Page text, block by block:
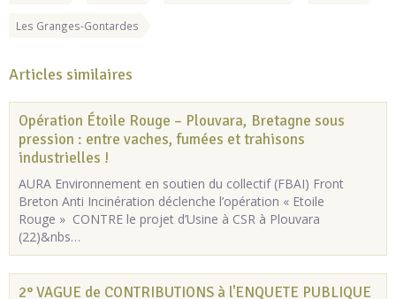
Les Granges-Gontardes
Articles similaires
Opération Étoile Rouge – Plouvara, Bretagne sous
pression : entre vaches, fumées et trahisons
industrielles !
AURA Environnement en soutien du collectif (FBAI) Front
Breton Anti Incinération déclenche l’opération « Etoile
Rouge » CONTRE le projet d’Usine à CSR à Plouvara
(22)&nbs…
2° VAGUE de CONTRIBUTIONS à l'ENQUETE PUBLIQUE